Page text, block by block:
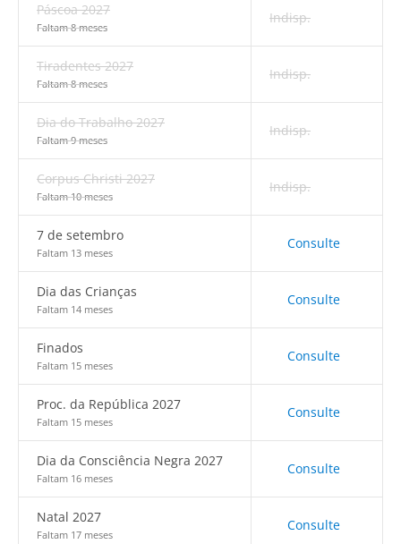
Páscoa 2027
Faltam 8 meses
Indisp.
Tiradentes 2027
Faltam 8 meses
Indisp.
Dia do Trabalho 2027
Faltam 9 meses
Indisp.
Corpus Christi 2027
Faltam 10 meses
Indisp.
7 de setembro
Faltam 13 meses
Consulte
Dia das Crianças
Faltam 14 meses
Consulte
Finados
Faltam 15 meses
Consulte
Proc. da República 2027
Faltam 15 meses
Consulte
Dia da Consciência Negra 2027
Faltam 16 meses
Consulte
Natal 2027
Faltam 17 meses
Consulte